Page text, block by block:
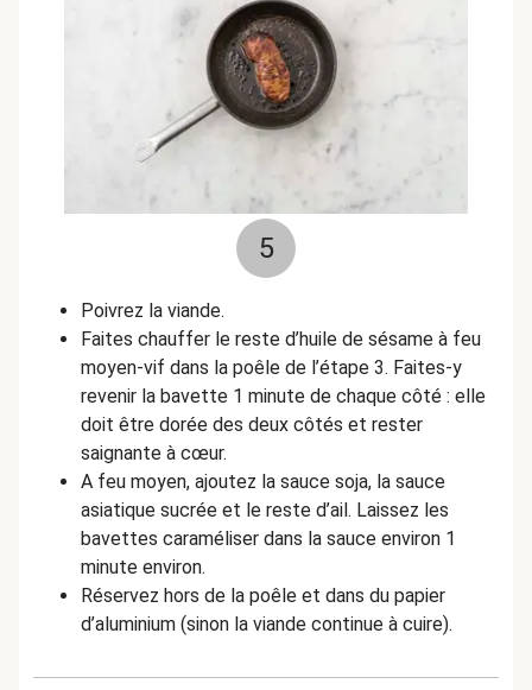
5
Poivrez la viande.
Faites chauffer le reste d’huile de sésame à feu
moyen-vif dans la poêle de l’étape 3. Faites-y
revenir la bavette 1 minute de chaque côté : elle
doit être dorée des deux côtés et rester
saignante à cœur.
A feu moyen, ajoutez la sauce soja, la sauce
asiatique sucrée et le reste d’ail. Laissez les
bavettes caraméliser dans la sauce environ 1
minute environ.
Réservez hors de la poêle et dans du papier
d’aluminium (sinon la viande continue à cuire).